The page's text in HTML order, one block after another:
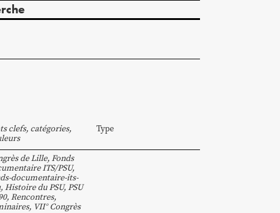
clefs, catégories,
Type
de Lille, Fonds
ITS/PSU,
documentaire-its-
, Histoire du PSU, PSU
, Rencontres,
, VII° Congrès